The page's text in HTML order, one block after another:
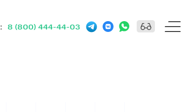
: 8 (800) 444-44-03